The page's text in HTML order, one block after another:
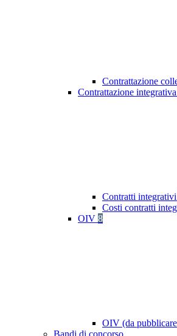
Contrattazione
Contrattazione integrativa
Contratti integrativi
Costi contratti
OIV 8
OIV (da